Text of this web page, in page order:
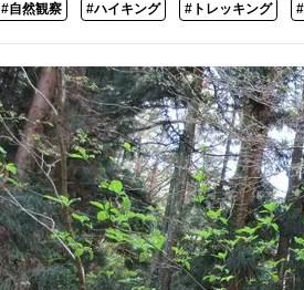
#自然観察 #ハイキング #トレッキング